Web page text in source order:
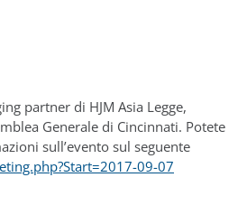
partner di HJM Asia Legge,
Generale di Cincinnati. Potete
sull’evento sul seguente
09-07